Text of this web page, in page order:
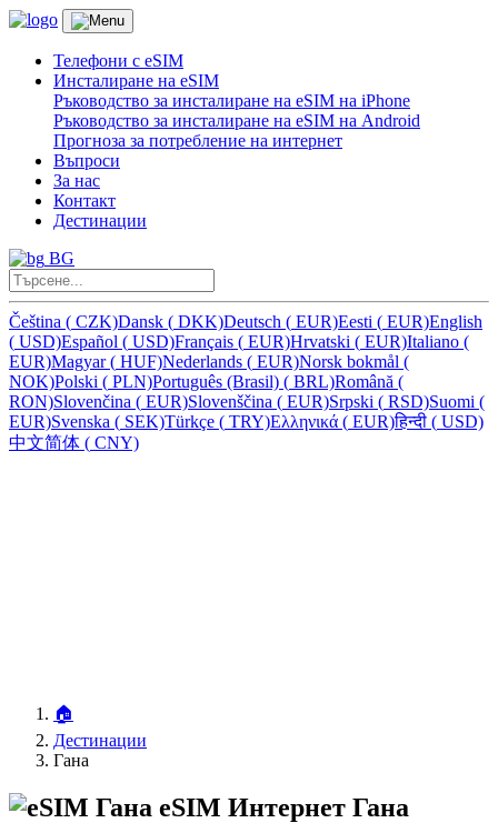
Телефони с eSIM
Инсталиране на eSIM
Ръководство за инсталиране на eSIM на iPhone
Ръководство за инсталиране на eSIM на Android
Прогноза за потребление на интернет
Въпроси
За нас
Контакт
Дестинации
BG
Čeština ( CZK)Dansk ( DKK)Deutsch ( EUR)Eesti ( EUR)English
( USD)Español ( USD)Français ( EUR)Hrvatski ( EUR)Italiano (
EUR)Magyar( HUF)Nederlands ( EUR)Norsk bokmål (
NOK)Polski ( PLN)Português (Brasil) ( BRL)Română (
RON)Slovenčina ( EUR)Slovenščina ( EUR)Srpski ( RSD)Suomi (
EUR)Svenska ( SEK)Türkçe ( TRY)Ελληνικά ( EUR)हिन्दी ( USD)
中文简体 ( CNY)
🏠
Дестинации
Гана
eSIM Интернет Гана